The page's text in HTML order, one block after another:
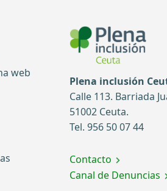
web
Plena inclusión
Calle 113. Barriada
51002 Ceuta.
Tel. 956 50 07 44
Contacto
Canal de Denuncias